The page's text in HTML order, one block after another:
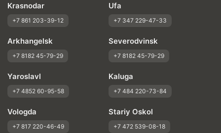
Krasnodar
+7 861 203-39-12
Ufa
+7 347 229-47-33
Arkhangelsk
+7 8182 45-79-29
Severodvinsk
+7 8182 45-79-29
Yaroslavl
+7 4852 60-95-58
Kaluga
+7 484 220-73-84
Vologda
+7 817 220-46-49
Stariy Oskol
+7 472 539-08-18